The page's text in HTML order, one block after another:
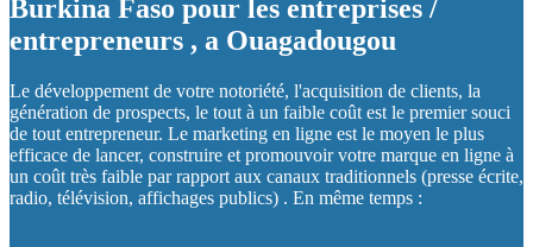
Burkina Faso pour les entreprises /
entrepreneurs , a Ouagadougou
Le développement de votre notoriété, l'acquisition de clients, la
génération de prospects, le tout à un faible coût est le premier souci
de tout entrepreneur. Le marketing en ligne est le moyen le plus
efficace de lancer, construire et promouvoir votre marque en ligne à
un coût très faible par rapport aux canaux traditionnels (presse écrite,
radio, télévision, affichages publics) . En même temps :